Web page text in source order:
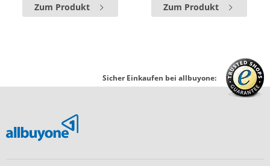
Zum Produkt Zum Produkt
Sicher Einkaufen bei allbuyone: